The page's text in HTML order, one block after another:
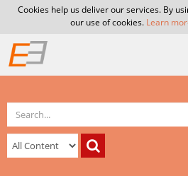
Cookies help us deliver our services. By
our use of cookies. Learn